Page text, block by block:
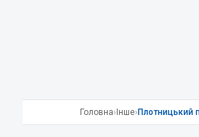
Головна› Інше› Плотницький